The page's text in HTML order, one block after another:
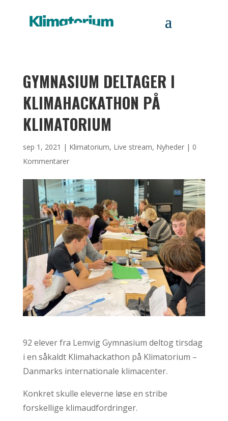
GYMNASIUM DELTAGER I
KLIMAHACKATHON PÅ
KLIMATORIUM
sep 1, 2021 | Klimatorium, Live stream, Nyheder| 0
Kommentarer
92 elever fra Lemvig Gymnasium deltog tirsdag
i en såkaldt Klimahackathon på Klimatorium –
Danmarks internationale klimacenter.
Konkret skulle eleverne løse en stribe
forskellige klimaudfordringer.